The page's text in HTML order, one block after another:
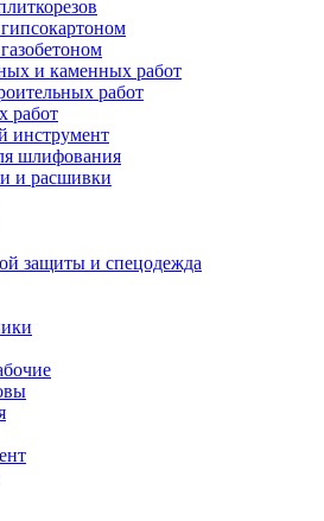
и каменных работ
работ
работ
инструмент
шлифования
и расшивки
защиты и спецодежда